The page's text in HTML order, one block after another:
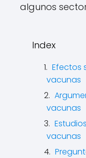
algunos
Index
Efectos
vacunas
vacunas
vacunas